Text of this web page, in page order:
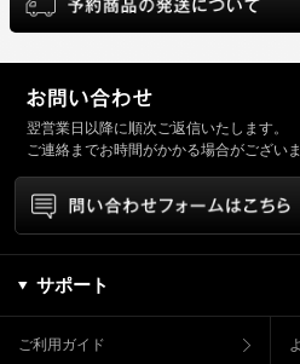
翌営業日以降に順次ご返信いたします。
ご連絡までお時間がかかる場合がござい
サポート
ご利用ガイド